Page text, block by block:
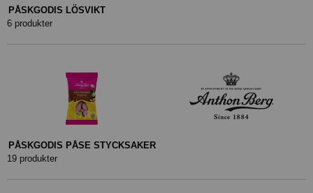
PÅSKGODIS LÖSVIKT
6 produkter
PÅSKGODIS PÅSE STYCKSAKER
19 produkter